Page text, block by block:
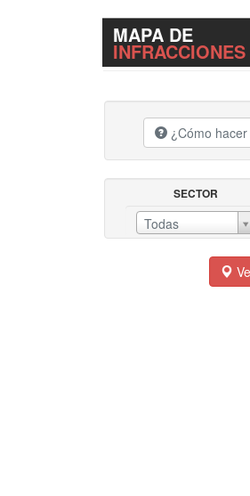
MAPA DE
¿Cómo
SECTOR
Todas